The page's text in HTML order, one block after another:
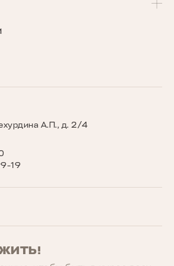
в пути»
TENET
TENET
А.П., д. 2/4
19